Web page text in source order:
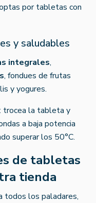
por tabletas con
y saludables
integrales,
, fondues de frutas
y yogures.
trocea la tableta y
a baja potencia
superar los 50°C.
de tabletas
tienda
todos los paladares,